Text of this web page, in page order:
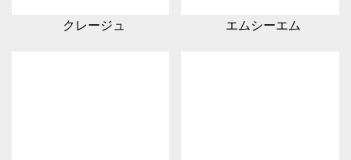
クレージュ エムシーエム